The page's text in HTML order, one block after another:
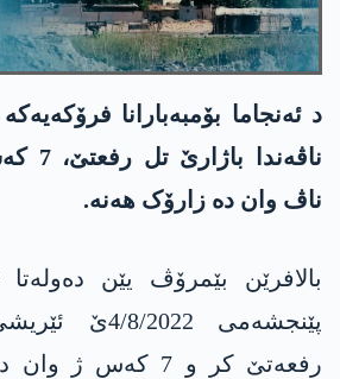
د ئەنجاما بۆمبەبارانا
ناڤ وان دە زارۆک هەنە.
بالافرێن بێمرۆڤ یێن ده‌وله‌تا
پێنجشه‌می 4/8/
رفعه‌تێ كر و 7 کەس